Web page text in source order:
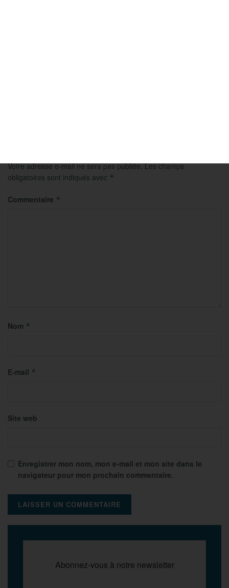
Votre adresse e-mail ne sera pas publiée. Les champs
obligatoires sont indiqués avec *
Commentaire *
Nom *
E-mail *
Site web
Enregistrer mon nom, mon e-mail et mon site dans le
navigateur pour mon prochain commentaire.
Abonnez-vous à notre newsletter